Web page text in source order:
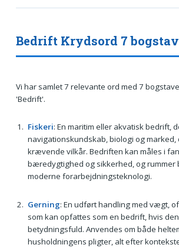
Bedrift Krydsord 7
Vi har samlet 7 relevante ord med 7
'Bedrift'.
Fiskeri: En maritim eller akvatisk bedrift,
navigationskundskab, biologi og
krævende vilkår. Bedriften kan måles i
bæredygtighed og sikkerhed, og rummer
moderne forarbejdningsteknologi.
Gerning: En udført handling med vægt,
som kan opfattes som en bedrift, hvis
betydningsfuld. Anvendes om både
husholdningens pligter, alt efter